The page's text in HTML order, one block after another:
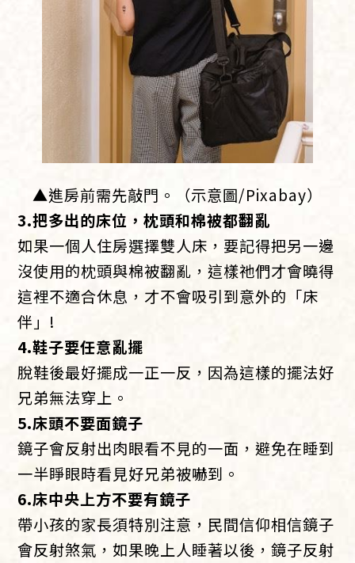
▲進房前需先敲門。（示意圖/Pixabay）
3.把多出的床位，枕頭和棉被都翻亂
如果一個人住房選擇雙人床，要記得把另一邊
沒使用的枕頭與棉被翻亂，這樣祂們才會曉得
這裡不適合休息，才不會吸引到意外的「床
伴」!
4.鞋子要任意亂擺
脫鞋後最好擺成一正一反，因為這樣的擺法好
兄弟無法穿上。
5.床頭不要面鏡子
鏡子會反射出肉眼看不見的一面，避免在睡到
一半睜眼時看見好兄弟被嚇到。
6.床中央上方不要有鏡子
帶小孩的家長須特別注意，民間信仰相信鏡子
會反射煞氣，如果晚上人睡著以後，鏡子反射